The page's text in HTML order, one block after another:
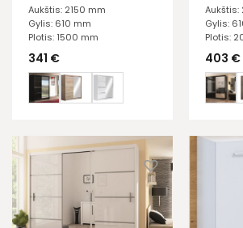
Aukštis: 2150 mm
Gylis: 610 mm
Plotis: 1500 mm
341 €
Aukštis:
Gylis:
Plotis:
403 €